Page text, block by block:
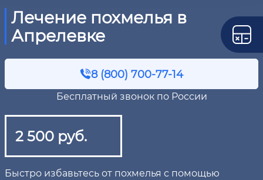
Лечение похмелья в
Апрелевке
8 (800) 700-77-14
Бесплатный звонок по России
2 500 руб.
Быстро избавьтесь от похмелья с помощью